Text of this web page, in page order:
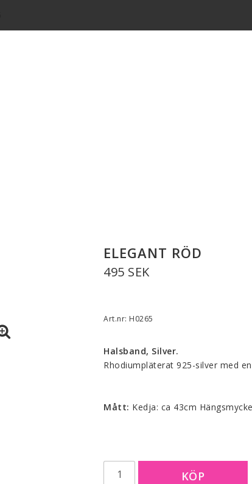
ELEGANT RÖD
495 SEK
Art.nr: H0265
Halsband, Silver.
Rhodiumpläterat 925-silver med
Mått: Kedja: ca 43cm
KÖP